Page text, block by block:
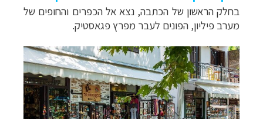
בחלק הראשון של הכתבה, נצא אל הכפרים והחופים של
מערב פיליון, הפונים לעבר מפרץ פגאסטיק.